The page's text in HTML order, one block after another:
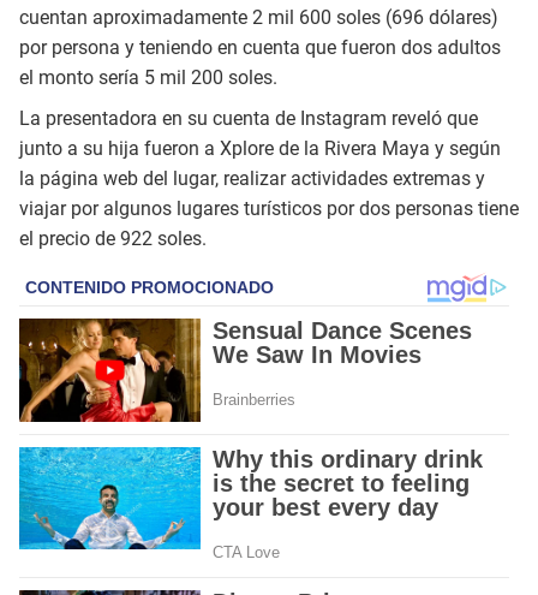
cuentan aproximadamente 2 mil 600 soles (696 dólares)
por persona y teniendo en cuenta que fueron dos adultos
el monto sería 5 mil 200 soles.
La presentadora en su cuenta de Instagram reveló que
junto a su hija fueron a Xplore de la Rivera Maya y según
la página web del lugar, realizar actividades extremas y
viajar por algunos lugares turísticos por dos personas tiene
el precio de 922 soles.